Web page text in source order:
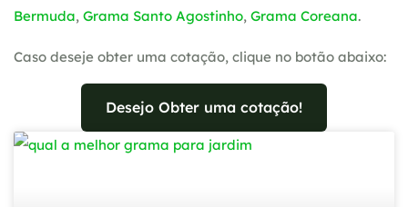
Bermuda, Grama Santo Agostinho, Grama Coreana.
Caso deseje obter uma cotação, clique no botão abaixo:
Desejo Obter uma cotação!